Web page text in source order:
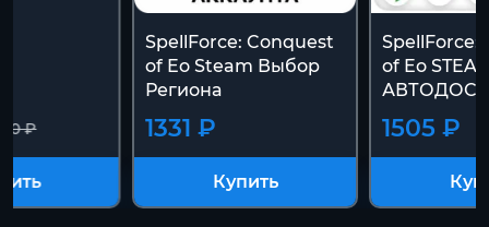
₽
SpellForce: Conquest
of Eo Steam Выбор
Региона
1331 ₽
Купить
SpellForce:
of Eo
1505 ₽